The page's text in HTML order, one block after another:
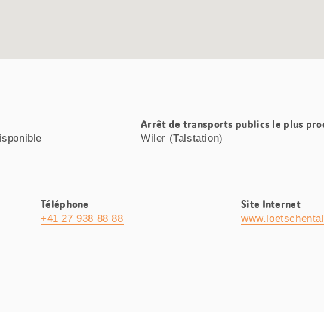
Arrêt de transports publics le plus
Wiler (Talstation)
Téléphone
+41 27 938 88 88
Site Internet